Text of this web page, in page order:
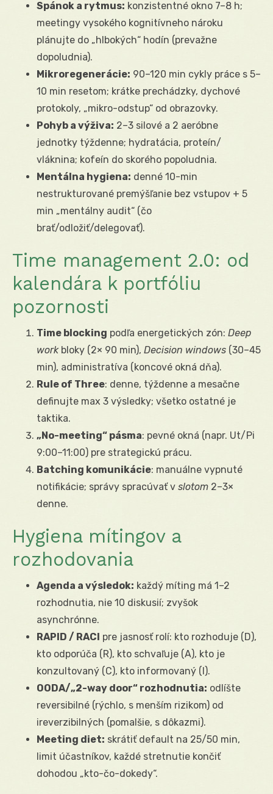
Spánok a rytmus: konzistentné okno 7–8 h;
meetingy vysokého kognitívneho nároku
plánujte do „hlbokých“ hodín (prevažne
dopoludnia).
Mikroregenerácie: 90–120 min cykly práce s 5–
10 min resetom; krátke prechádzky, dychové
protokoly, „mikro-odstup“ od obrazovky.
Pohyb a výživa: 2–3 silové a 2 aeróbne
jednotky týždenne; hydratácia, proteín/
vláknina; kofeín do skorého popoludnia.
Mentálna hygiena: denné 10-min
nestrukturované premýšľanie bez vstupov + 5
min „mentálny audit“ (čo
brať/odložiť/delegovať).
Time management 2.0: od
kalendára k portfóliu
pozornosti
Time blocking podľa energetických zón: Deep
workbloky (2× 90 min), Decision windows (30–45
min), administratíva (koncové okná dňa).
Rule of Three: denne, týždenne a mesačne
definujte max 3 výsledky; všetko ostatné je
taktika.
„No-meeting“ pásma: pevné okná (napr. Ut/Pi
9:00–11:00) pre strategickú prácu.
Batching komunikácie: manuálne vypnuté
notifikácie; správy spracúvať v slotom 2–3×
denne.
Hygiena mítingov a
rozhodovania
Agenda a výsledok: každý míting má 1–2
rozhodnutia, nie 10 diskusií; zvyšok
asynchrónne.
RAPID / RACI pre jasnosť rolí: kto rozhoduje (D),
kto odporúča (R), kto schvaľuje (A), kto je
konzultovaný (C), kto informovaný (I).
OODA/„2-way door“ rozhodnutia: odlíšte
reversibilné (rýchlo, s menším rizikom) od
ireverzibilných (pomalšie, s dôkazmi).
Meeting diet: skrátiť default na 25/50 min,
limit účastníkov, každé stretnutie končiť
dohodou „kto-čo-dokedy“.